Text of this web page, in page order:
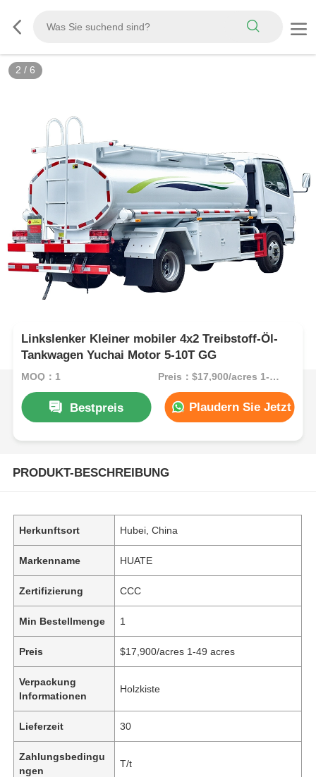
3 / 6
Linkslenker Kleiner mobiler 4x2 Treibstoff-Öl-
Tankwagen Yuchai Motor 5-10T GG
MOQ：1 Preis：$17,900/acres 1-49 acres
Bestpreis Plaudern Sie Jetzt
PRODUKT-BESCHREIBUNG
Herkunftsort Hubei, China
Markenname HUATE
Zertifizierung CCC
Min Bestellmenge 1
Preis $17,900/acres 1-49 acres
Verpackung
Informationen
Holzkiste
Lieferzeit 30
Zahlungsbedingu
ngen
T/t